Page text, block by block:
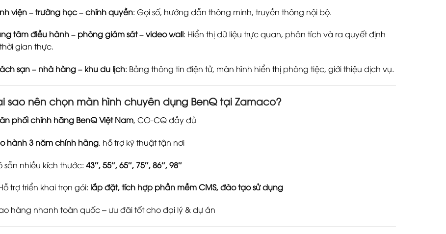
viện – trường học – chính quyền: Gọi số, hướng dẫn thông minh, truyền thông nội bộ.
tâm điều hành – phòng giám sát – video wall: Hiển thị dữ liệu trực quan, phân tích và ra quyết định
gian thực.
sạn – nhà hàng – khu du lịch: Bảng thông tin điện tử, màn hình hiển thị phòng tiệc, giới thiệu dịch vụ.
sao nên chọn màn hình chuyên dụng BenQ tại Zamaco?
phối chính hãng BenQ Việt Nam, CO-CQ đầy đủ
hành 3 năm chính hãng, hỗ trợ kỹ thuật tận nơi
sẵn nhiều kích thước: 43″, 55″, 65″, 75″, 86″, 98″
trợ triển khai trọn gói: lắp đặt, tích hợp phần mềm CMS, đào tạo sử dụng
hàng nhanh toàn quốc – ưu đãi tốt cho đại lý & dự án